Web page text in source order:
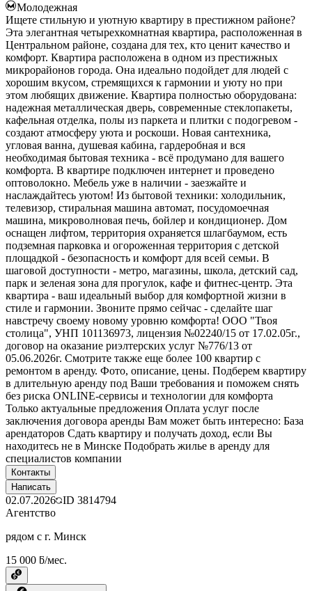
Молодежная
Ищете стильную и уютную квартиру в престижном районе?
Эта элегантная четырехкомнатная квартира, расположенная в
Центральном районе, создана для тех, кто ценит качество и
комфорт. Квартира расположена в одном из престижных
микрорайонов города. Она идеально подойдет для людей с
хорошим вкусом, стремящихся к гармонии и уюту но при
этом любящих движение. Квартира полностью оборудована:
надежная металлическая дверь, современные стеклопакеты,
кафельная отделка, полы из паркета и плитки с подогревом -
создают атмосферу уюта и роскоши. Новая сантехника,
угловая ванна, душевая кабина, гардеробная и вся
необходимая бытовая техника - всё продумано для вашего
комфорта. В квартире подключен интернет и проведено
оптоволокно. Мебель уже в наличии - заезжайте и
наслаждайтесь уютом! Из бытовой техники: холодильник,
телевизор, стиральная машина автомат, посудомоечная
машина, микроволновая печь, бойлер и кондиционер. Дом
оснащен лифтом, территория охраняется шлагбаумом, есть
подземная парковка и огороженная территория с детской
площадкой - безопасность и комфорт для всей семьи. В
шаговой доступности - метро, магазины, школа, детский сад,
парк и зеленая зона для прогулок, кафе и фитнес-центр. Эта
квартира - ваш идеальный выбор для комфортной жизни в
стиле и гармонии. Звоните прямо сейчас - сделайте шаг
навстречу своему новому уровню комфорта! ООО "Твоя
столица", УНП 101136973, лицензия №02240/15 от 17.02.05г.,
договор на оказание риэлтерских услуг №776/13 от
05.06.2026г. Смотрите также еще более 100 квартир с
ремонтом в аренду. Фото, описание, цены. Подберем квартиру
в длительную аренду под Ваши требования и поможем снять
без риска ONLINE-сервисы и технологии для комфорта
Только актуальные предложения Оплата услуг после
заключения договора аренды Вам может быть интересно: База
арендаторов Сдать квартиру и получать доход, если Вы
находитесь не в Минске Подобрать жилье в аренду для
специалистов компании
Контакты
Написать
02.07.2026 ID 3814794
Агентство
рядом с г. Минск
15 000 ƃ/мес.